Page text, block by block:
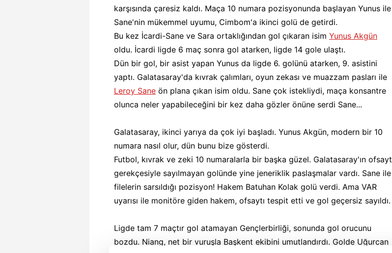
karşısında çaresiz kaldı. Maça 10 numara pozisyonunda başlayan Yunus ile
Sane'nin mükemmel uyumu, Cimbom'a ikinci golü de getirdi.
Bu kez İcardi-Sane ve Sara ortaklığından gol çıkaran isim Yunus Akgün
oldu. İcardi ligde 6 maç sonra gol atarken, ligde 14 gole ulaştı.
Dün bir gol, bir asist yapan Yunus da ligde 6. golünü atarken, 9. asistini
yaptı. Galatasaray'da kıvrak çalımları, oyun zekası ve muazzam pasları ile
Leroy Sane ön plana çıkan isim oldu. Sane çok istekliydi, maça konsantre
olunca neler yapabileceğini bir kez daha gözler önüne serdi Sane...
Galatasaray, ikinci yarıya da çok iyi başladı. Yunus Akgün, modern bir 10
numara nasıl olur, dün bunu bize gösterdi.
Futbol, kıvrak ve zeki 10 numaralarla bir başka güzel. Galatasaray'ın ofsayt
gerekçesiyle sayılmayan golünde yine jeneriklik paslaşmalar vardı. Sane ile
filelerin sarsıldığı pozisyon! Hakem Batuhan Kolak golü verdi. Ama VAR
uyarısı ile monitöre giden hakem, ofsaytı tespit etti ve gol geçersiz sayıldı.
Ligde tam 7 maçtır gol atamayan Gençlerbirliği, sonunda gol orucunu
bozdu. Niang, net bir vuruşla Başkent ekibini umutlandırdı. Golde Uğurcan